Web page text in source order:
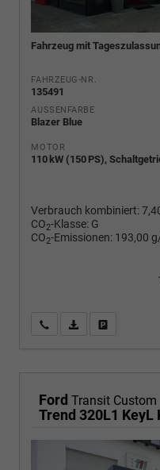
Fahrzeug mit
FAHRZEUG-NR.
135491
AUSSENFARBE
Blazer Blue
MOTOR
110 kW (150 PS),
Verbrauch kombiniert:
CO2-Klasse: G
CO2-Emissionen: 193,00
Wir rufen Sie an
PDF-
Ford Transit Custom
Trend 320L1 KeyL